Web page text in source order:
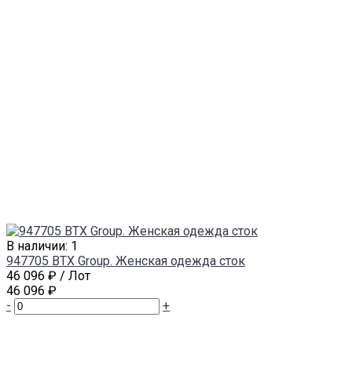
В наличии: 1
947705 BTX Group. Женская одежда сток
46 096 ₽ / Лот
46 096 ₽
-
+